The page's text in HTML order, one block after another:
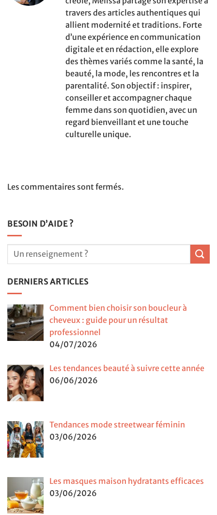
travers des articles authentiques qui
allient modernité et traditions. Forte
d’une expérience en communication
digitale et en rédaction, elle explore
des thèmes variés comme la santé, la
beauté, la mode, les rencontres et la
parentalité. Son objectif : inspirer,
conseiller et accompagner chaque
femme dans son quotidien, avec un
regard bienveillant et une touche
culturelle unique.
Les commentaires sont fermés.
BESOIN D’AIDE ?
DERNIERS ARTICLES
Comment bien choisir son boucleur à
cheveux : guide pour un résultat
professionnel
04/07/2026
Les tendances beauté à suivre cette année
06/06/2026
Tendances mode streetwear féminin
03/06/2026
Les masques maison hydratants efficaces
03/06/2026